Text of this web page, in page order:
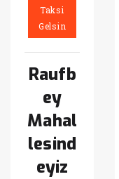
Taksi
Gelsin
Raufb
ey
Mahal
lesind
eyiz